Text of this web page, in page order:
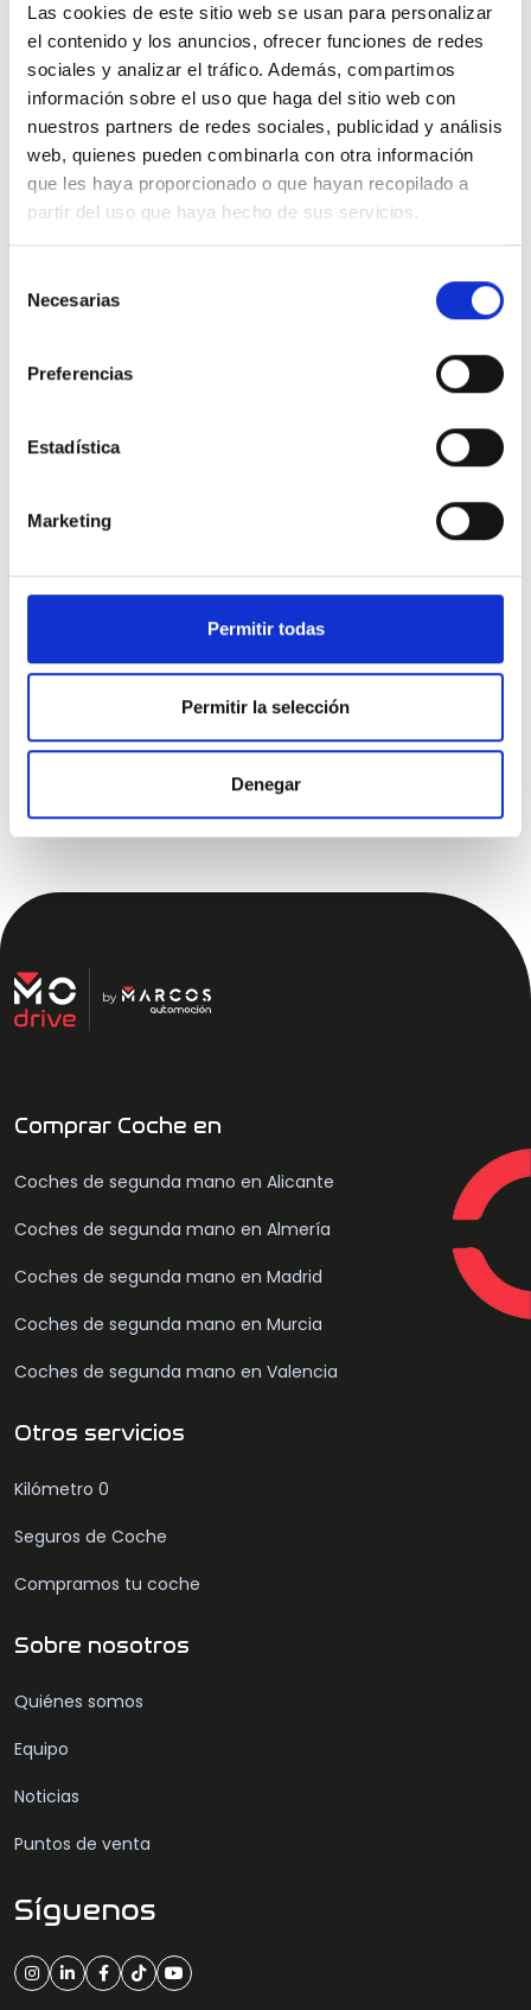
Las cookies de este sitio web se usan para personalizar
el contenido y los anuncios, ofrecer funciones de redes
sociales y analizar el tráfico. Además, compartimos
información sobre el uso que haga del sitio web con
nuestros partners de redes sociales, publicidad y análisis
web, quienes pueden combinarla con otra información
que les haya proporcionado o que hayan recopilado a
partir del uso que haya hecho de sus servicios.
Necesarias
Preferencias
Estadística
Marketing
Permitir todas
Permitir la selección
Denegar
Ford Capri
Premium Rango Extendido RWD 79kWh 210kW (286CV)
10 Kms
Automatica Electrico 2026
Precio financiado 100%
40.388€ 628,72€ /mes
Precio al contado: 43.900 €
Ford Capri en Alicante
Ford Capri en Valencia
Otros filtros por modelo
Ford B-MAX Ford EcoSport
Ford Explorer
Ford Focus Ford Kuga
Ford S-Max
Ford Transit Custom
Comprar Coche en
Coches de segunda mano en Alicante
Coches de segunda mano en Almería
Coches de segunda mano en Madrid
Coches de segunda mano en Murcia
Coches de segunda mano en Valencia
Otros servicios
Kilómetro 0
Seguros de Coche
Compramos tu coche
Sobre nosotros
Quiénes somos
Equipo
Noticias
Puntos de venta
Síguenos